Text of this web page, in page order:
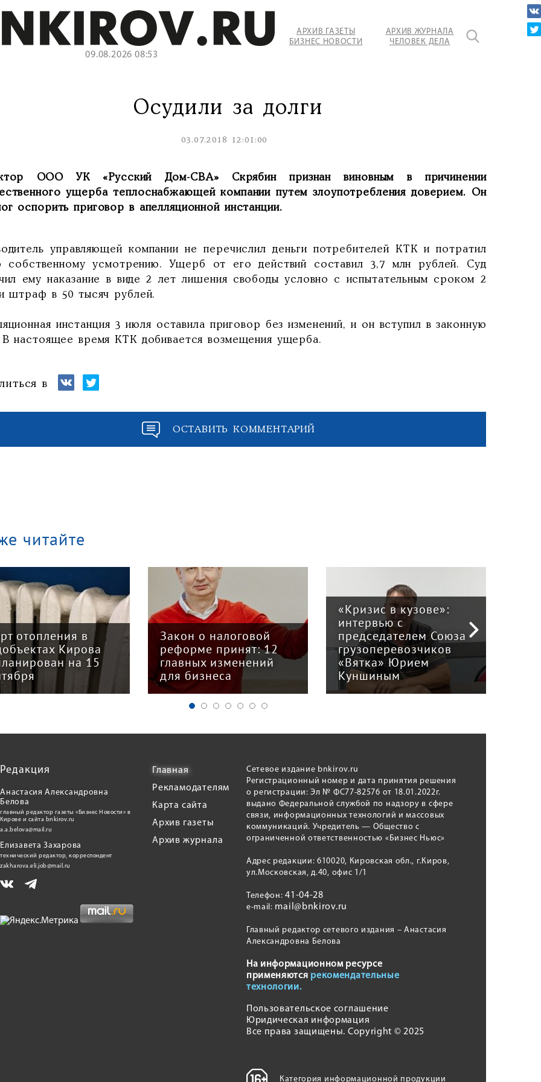
09.08.2026 08:53
АРХИВ ГАЗЕТЫ
БИЗНЕС НОВОСТИ
АРХИВ ЖУРНАЛА
ЧЕЛОВЕК ДЕЛА
Осудили за долги
03.07.2018 12:01:00
ООО УК «Русский Дом-СВА» Скрябин признан виновным в причинении
ущерба теплоснабжающей компании путем злоупотребления доверием. Он
оспорить приговор в апелляционной инстанции.
управляющей компании не перечислил деньги потребителей КТК и потратил
собственному усмотрению. Ущерб от его действий составил 3,7 млн рублей. Суд
ему наказание в виде 2 лет лишения свободы условно с испытательным сроком 2
штраф в 50 тысяч рублей.
инстанция 3 июля оставила приговор без изменений, и он вступил в законную
В настоящее время КТК добивается возмещения ущерба.
в
ОСТАВИТЬ КОММЕНТАРИЙ
читайте
отопления в
Кирова
на 15
Закон о налоговой
реформе принят: 12
главных изменений
для бизнеса
«Кризис в кузове»:
интервью с
председателем Союза
грузоперевозчиков
«Вятка» Юрием
Куншиным
Редакция
Анастасия Александровна
Белова
главный редактор газеты «Бизнес Новости» в
Кирове и сайта bnkirov.ru
a.a.belova@mail.ru
Елизавета Захарова
технический редактор, корреспондент
zakharova.eli.job@mail.ru
Главная
Рекламодателям
Карта сайта
Архив газеты
Архив журнала
Сетевое издание bnkirov.ru
Регистрационный номер и дата принятия решения
о регистрации: Эл № ФС77-82576 от 18.01.2022г.
выдано Федеральной службой по надзору в сфере
связи, информационных технологий и массовых
коммуникаций. Учредитель — Общество с
ограниченной ответственностью «Бизнес Ньюс»
Адрес редакции: 610020, Кировская обл., г.Киров,
ул.Московская, д.40, офис 1/1
Телефон:41-04-28
e-mail: mail@bnkirov.ru
Главный редактор сетевого издания – Анастасия
Александровна Белова
На информационном ресурсе
применяются рекомендательные
технологии.
Пользовательское соглашение
Юридическая информация
Все права защищены. Copyright © 2025
Категория информационной продукции